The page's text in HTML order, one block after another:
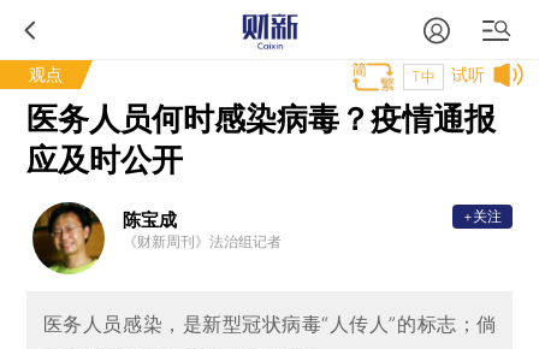
观点 试听
T中
医务人员何时感染病毒？疫情通报
应及时公开
陈宝成
《财新周刊》法治组记者
+关注
医务人员感染，是新型冠状病毒“人传人”的标志；倘